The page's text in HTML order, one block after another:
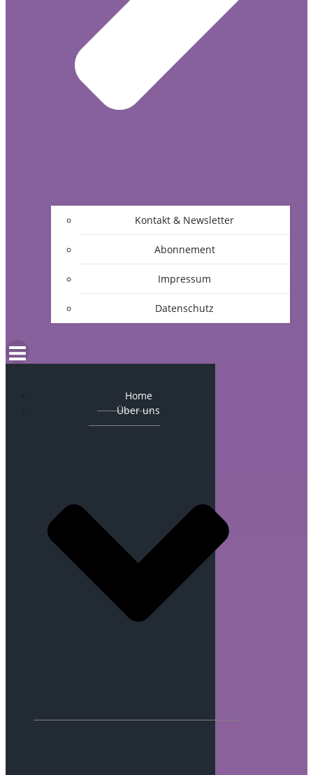
Kontakt & Newsletter
Abonnement
Impressum
Datenschutz
Home
Über uns